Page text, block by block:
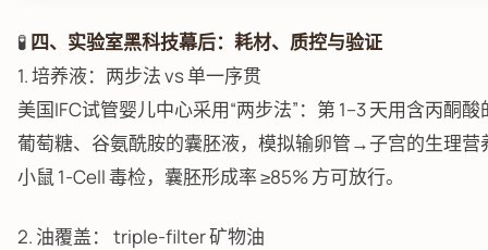
🧪 四、实验室黑科技幕后：耗材、质控与验证
1. 培养液：两步法 vs 单一序贯
美国IFC试管婴儿中心采用“两步法”：第 1–3 天用含丙酮
葡萄糖、谷氨酰胺的囊胚液，模拟输卵管→子宫的生理
小鼠 1-Cell 毒检，囊胚形成率 ≥85% 方可放行。
2. 油覆盖： triple-filter 矿物油